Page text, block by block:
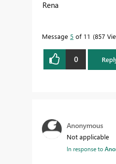
Rena
Message 5 of 11 857
0
Anonymous
Not applicable
In response to